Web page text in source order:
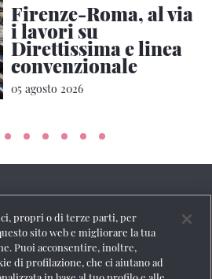
Firenze-Roma, al via
i lavori su
Direttissima e linea
convenzionale
05 agosto 2026
FS Italiane
propri o di terze parti, per
sito web e migliorare la tua
Puoi acconsentire, inoltre,
di profilazione, che ci aiutano ad